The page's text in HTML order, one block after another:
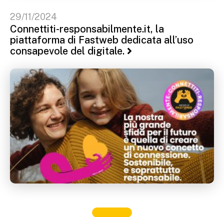
29/11/2024
Connettiti-responsabilmente.it, la
piattaforma di Fastweb dedicata all’uso
consapevole del digitale.